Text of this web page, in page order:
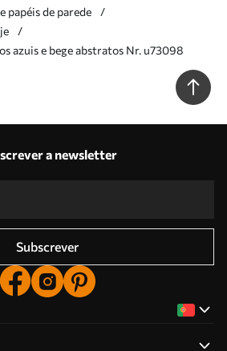
papéis de parede
azuis e bege abstratos Nr. u73098
a newsletter
Subscrever